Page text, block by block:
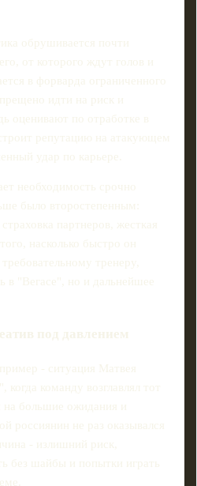
обрушивается почти
от которого ждут голов и
в форварда ограниченного
идти на риск и
оценивают по отработке в
репутацию на атакующем
удар по карьере.
необходимость срочно
было второстепенным:
партнеров, жесткая
насколько быстро он
тренеру,
в "Вегасе", но и дальнейшее
под давлением
- ситуация Матвея
команду возглавлял тот
на большие ожидания и
россиянин не раз оказывался
- излишний риск,
без шайбы и попытки играть